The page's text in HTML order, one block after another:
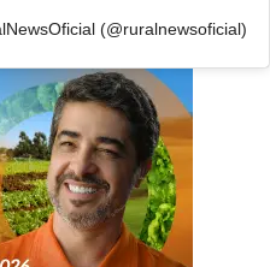
(@ruralnewsoficial)